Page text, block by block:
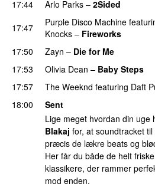
17:44 Arlo Parks – 2Sided
17:47 Purple Disco Machine
Knocks – Fireworks
17:50 Zayn – Die for Me
17:53
Olivia Dean – Baby Steps
17:57
The Weeknd featuring Daft
18:00
Sent
Lige meget hvordan din
Blakaj for, at soundtracket
præcis de lækre beats og
Her får du både de helt
klassikere, der rammer
mod enden.